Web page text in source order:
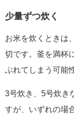
少量ずつ炊く
お米を炊くときは
切です。釜を満杯
ぶれてしまう可能
3号炊き、5号炊き
すが、いずれの場